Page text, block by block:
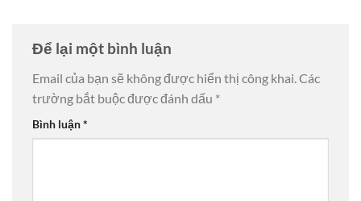
Để lại một bình luận
Email của bạn sẽ không được hiển thị công khai.Các
trường bắt buộc được đánh dấu *
Bình luận*